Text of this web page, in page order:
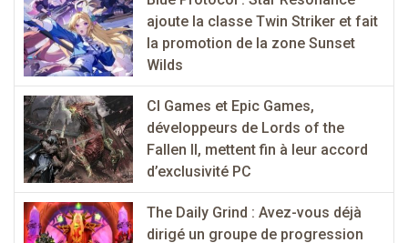
ajoute la classe Twin Striker et fait
la promotion de la zone Sunset
Wilds
CI Games et Epic Games,
développeurs de Lords of the
Fallen II, mettent fin à leur accord
d’exclusivité PC
The Daily Grind : Avez-vous déjà
dirigé un groupe de progression